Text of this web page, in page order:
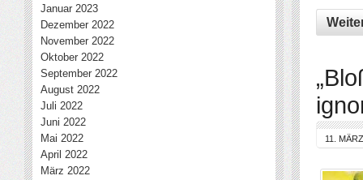
11.
Januar 2023
Dezember 2022
November 2022
Oktober 2022
September 2022
August 2022
Juli 2022
Juni 2022
Mai 2022
April 2022
März 2022